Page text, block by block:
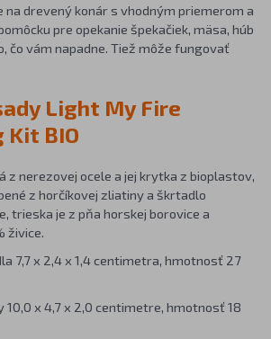
drevený konár s vhodným priemerom a
pre opekanie špekačiek, mäsa, húb
čo vám napadne. Tiež môže fungovať
Light My Fire
BIO
z nerezovej ocele a jej krytka z bioplastov,
z horčíkovej zliatiny a škrtadlo
trieska je z pňa horskej borovice a
živice.
7,7 x 2,4 x 1,4 centimetra, hmotnosť 27
10,0 x 4,7 x 2,0 centimetre, hmotnosť 18